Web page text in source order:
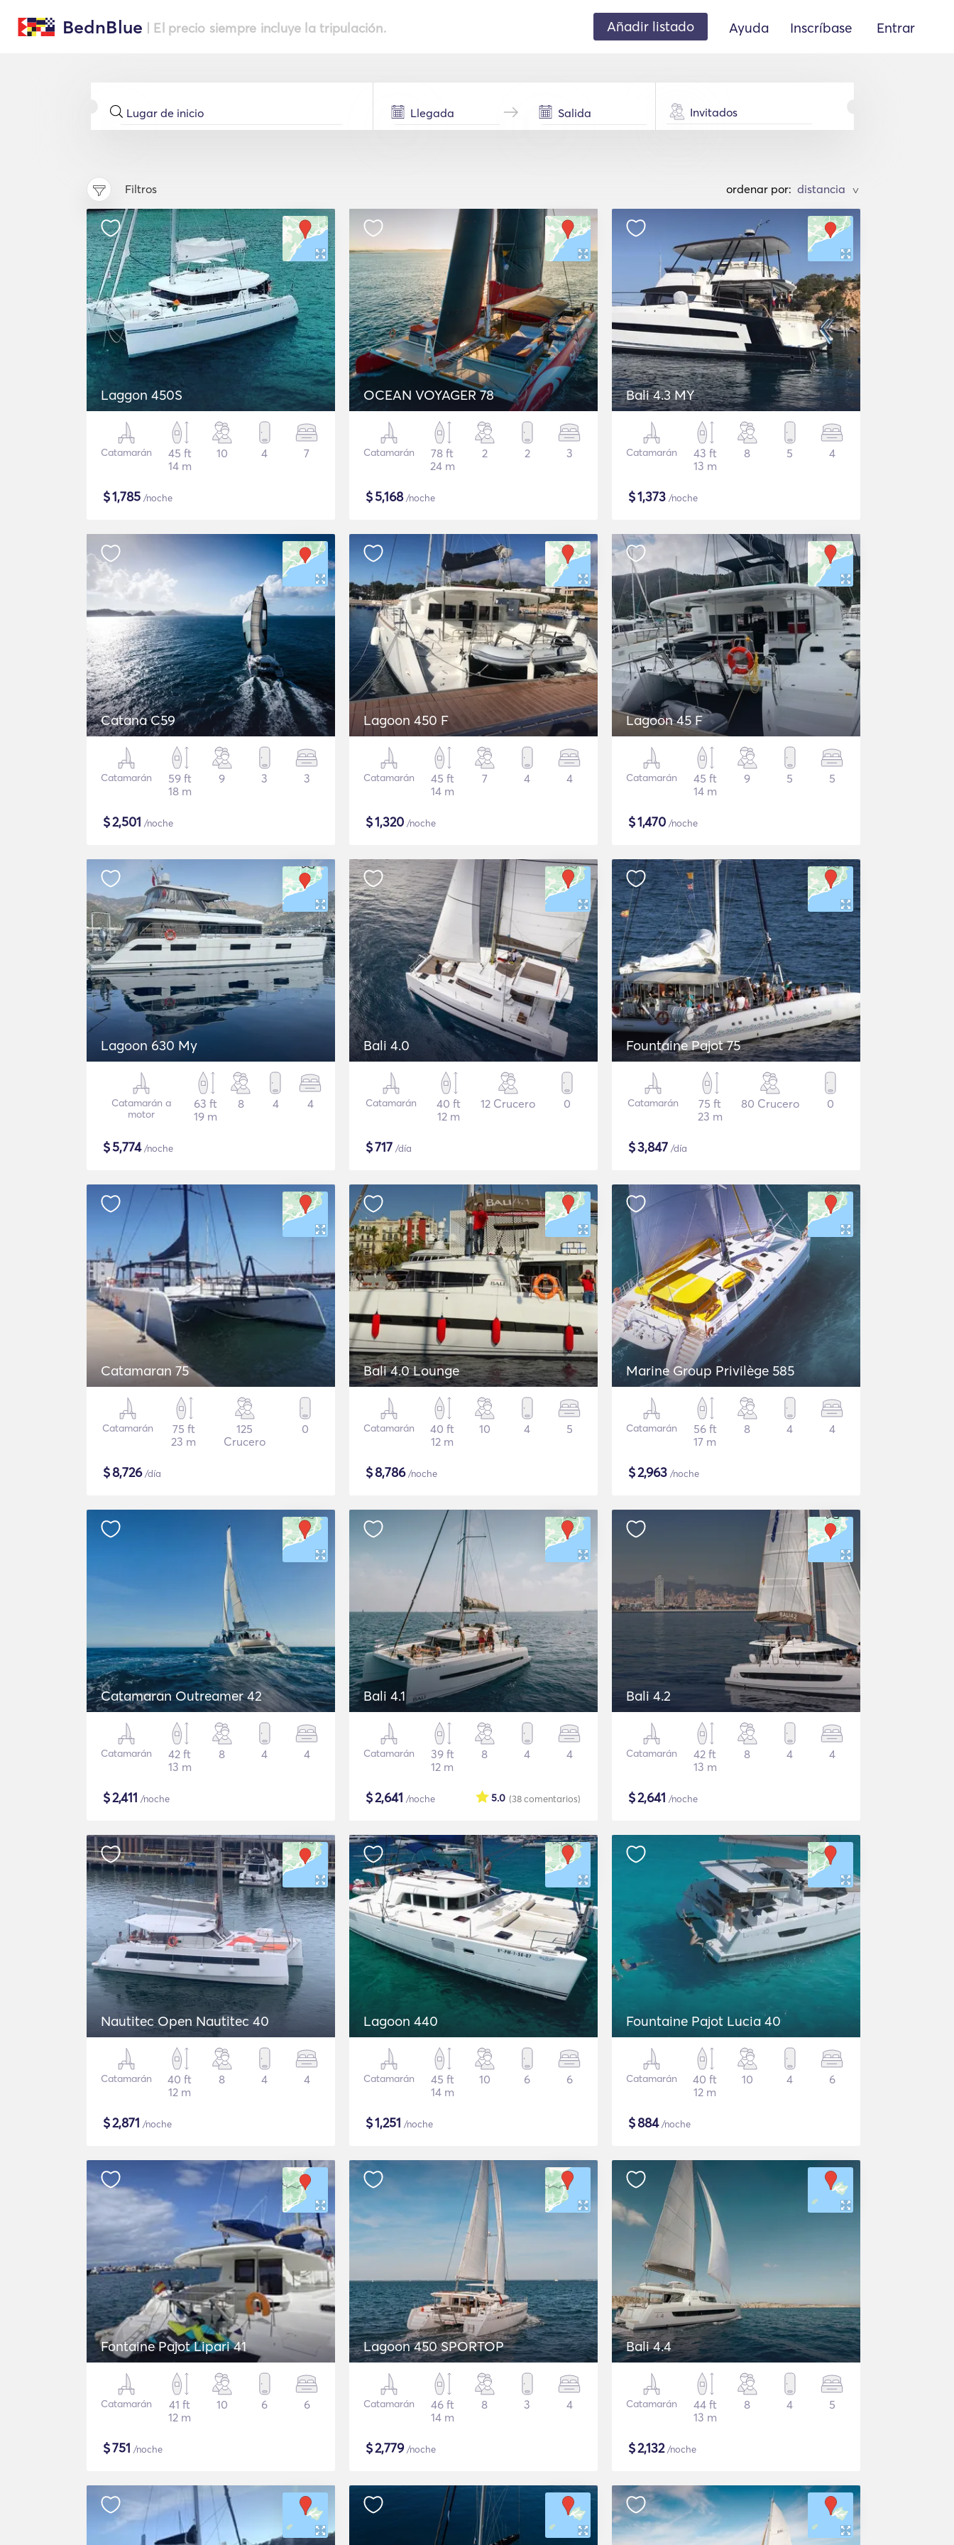
BednBlue | El precio siempre incluye la tripulación. Añadir listado Ayuda Inscríbase Entrar
Invitados
Filtros ordenar por: >
Laggon 450S
Catamarán
45 ft
14 m
10 4 7
$1,785 /noche
OCEAN VOYAGER 78
Catamarán
78 ft
24 m
2 2 3
$5,168/noche
Bali 4.3 MY
Catamarán
43 ft
13 m
8 5 4
$1,373 /noche
Catana C59
Catamarán
59 ft
18 m
9 3 3
$2,501 /noche
Lagoon 450 F
Catamarán
45 ft
14 m
7 4 4
$1,320 /noche
Lagoon 45 F
Catamarán
45 ft
14 m
9 5 5
$1,470 /noche
Lagoon 630 My
Catamarán a
motor
63 ft
19 m
8 4 4
$5,774/noche
Bali 4.0
Catamarán
40 ft
12 m
12 Crucero 0
$717 /día
Fountaine Pajot 75
Catamarán
75 ft
23 m
80 Crucero 0
$3,847 /día
Catamaran 75
Catamarán
75 ft
23 m
125
Crucero
0
$8,726/día
Bali 4.0 Lounge
Catamarán
40 ft
12 m
10 4 5
$8,786/noche
Marine Group Privilège 585
Catamarán
56 ft
17 m
8 4 4
$2,963 /noche
Catamaran Outreamer 42
Catamarán
42 ft
13 m
8 4 4
$2,411 /noche
Bali 4.1
Catamarán
39 ft
12 m
8 4 4
$2,641 /noche (38comentarios)
5.0
Bali 4.2
Catamarán
42 ft
13 m
8 4 4
$2,641 /noche
Nautitec Open Nautitec 40
Catamarán
40 ft
12 m
8 4 4
$2,871 /noche
Lagoon 440
Catamarán
45 ft
14 m
10 6 6
$1,251 /noche
Fountaine Pajot Lucia 40
Catamarán
40 ft
12 m
10 4 6
$884/noche
Fontaine Pajot Lipari 41
Catamarán
41 ft
12 m
10 6 6
$751 /noche
Lagoon 450 SPORTOP
Catamarán
46 ft
14 m
8 3 4
$2,779/noche
Bali 4.4
Catamarán
44 ft
13 m
8 4 5
$2,132/noche